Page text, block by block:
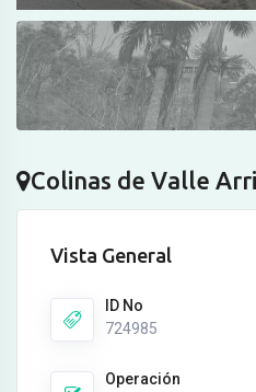
Colinas de Valle
Vista General
ID No
724985
Operación